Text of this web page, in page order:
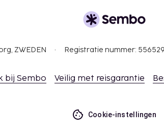
ZWEDEN Registratie nummer:
bij Sembo Veilig met reisgarantie
Cookie-instellingen